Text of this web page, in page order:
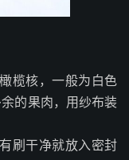
榄核，一般为白色
的果肉，用纱布装
刷干净就放入密封